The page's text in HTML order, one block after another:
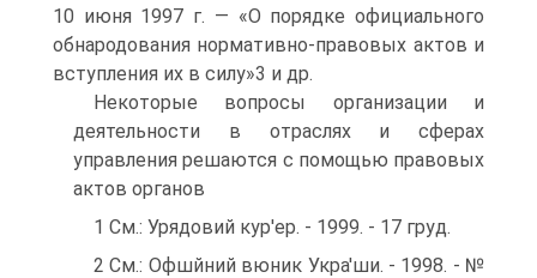
10 июня 1997 г. — «О порядке официального
обнародования нормативно-правовых актов и
вступления их в силу»3 и др.
Некоторые вопросы организации и
деятельности в отраслях и сферах
управления решаются с помощью правовых
актов органов
1 См.: Урядовий кур'ер. - 1999. - 17 груд.
2 См.: Офшйний вюник Укра'ши. - 1998. - №